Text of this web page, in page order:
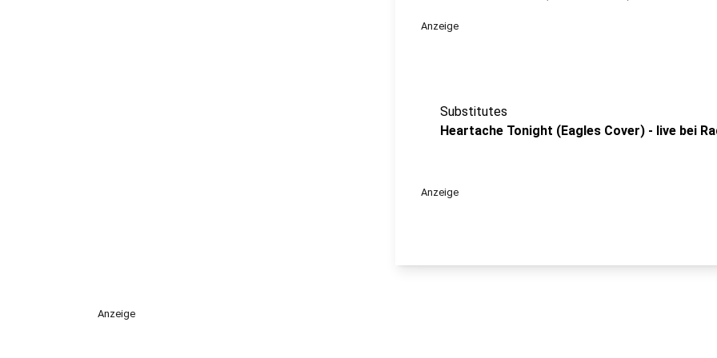
Anzeige
Substitutes
Heartache Tonight (Eagles Cover) - live bei
Anzeige
Anzeige